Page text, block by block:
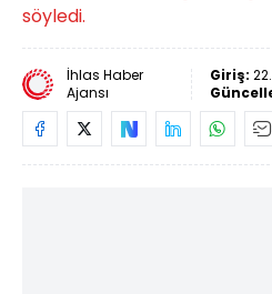
söyledi.
İhlas Haber
Ajansı
Giriş: